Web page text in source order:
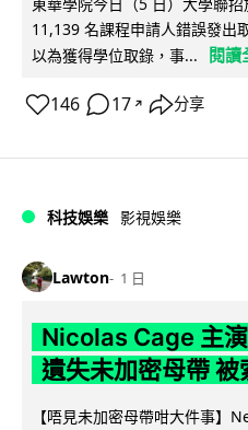
11,139 名課程申請人錯誤發出
以為獲得學位取錄，事...
閱讀
146 17 ↗ 分享
科技娛樂 影視娛樂
Lawton 1 日
Nicolas Cage 主
遺失未加密母帶 被
【唔見未加密母帶咁大件事】